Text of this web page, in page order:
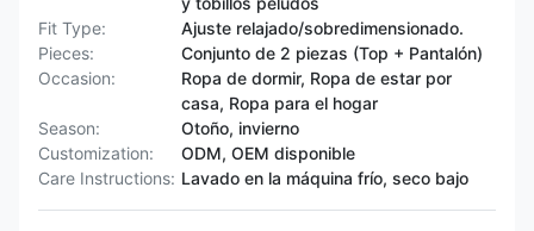
Fit Type:
Ajuste relajado/sobredimensionado.
Pieces:
Conjunto de 2 piezas (Top + Pantalón)
Occasion:
Ropa de dormir, Ropa de estar por
casa, Ropa para el hogar
Season:
Otoño, invierno
Customization:
ODM, OEM disponible
Care Instructions: Lavado en la máquina frío, seco bajo